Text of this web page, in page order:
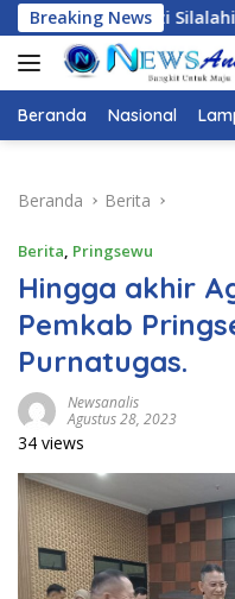
Langsung
ke
konten
Breaking News
sebagai ketua Karang
Beranda Nasional
Beranda Berita
Berita, Pringsewu
Hingga akhir
Pemkab
Purnatugas.
Newsanalis
Agustus 28, 2023
34 views